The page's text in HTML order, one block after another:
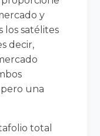
y
los satélites
decir,
una
total